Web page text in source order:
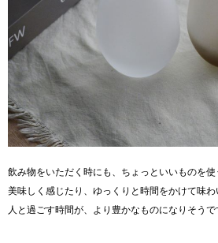
飲み物をいただく時にも、ちょっといいものを
美味しく感じたり、ゆっくりと時間をかけて味
人と過ごす時間が、より豊かなものになりそうで